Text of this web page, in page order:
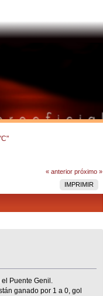
« anterior próximo »
IMPRIMIR
Puente Genil.
ganado por 1 a 0, gol